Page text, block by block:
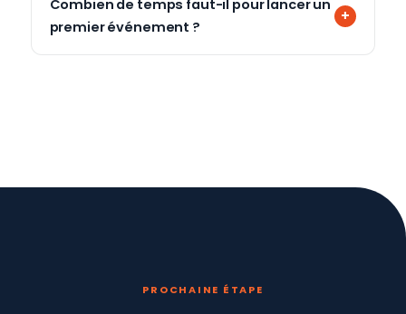
Combien de temps faut-il pour lancer un
premier événement ?
PROCHAINE ÉTAPE